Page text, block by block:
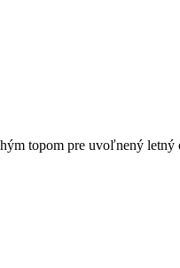
topom pre uvoľnený letný